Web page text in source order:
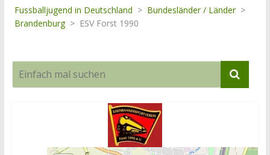
Fussballjugend in Deutschland > Bundesländer / Länder >
Brandenburg > ESV Forst 1990